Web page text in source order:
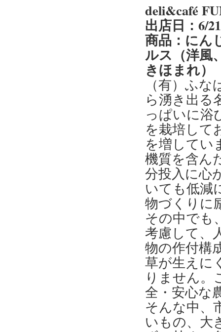
deli&café
出店日：6/
商品：にん
ルス（洋風
きほまれ
（有）ふ
ら湧き出る
っぱいに浴
を栽培して
を増してい
機質を含ん
分投入に心
いても低減
物づくりに
その中でも
考慮して、
物の作付構
草が生えに
りません。
全・安心な
そんな中、
いもの、大